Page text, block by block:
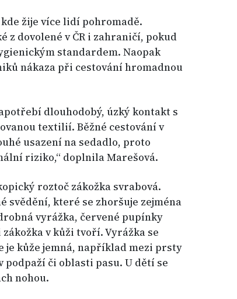
žije více lidí pohromadě.
z dovolené v ČR i zahraničí, pokud
standardem. Naopak
nákaza při cestování hromadnou
dlouhodobý, úzký kontakt s
textilií. Běžné cestování v
usazení na sedadlo, proto
riziko,“ doplnila Marešová.
roztoč zákožka svrabová.
svědění, které se zhoršuje zejména
vyrážka, červené pupínky
v kůži tvoří. Vyrážka se
je kůže jemná, například mezi prsty
či oblasti pasu. U dětí se
nohou.